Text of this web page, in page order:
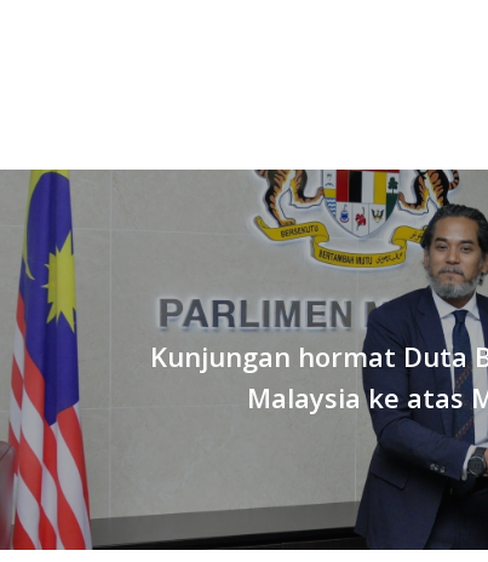
Kunjungan hormat Duta
Malaysia ke atas